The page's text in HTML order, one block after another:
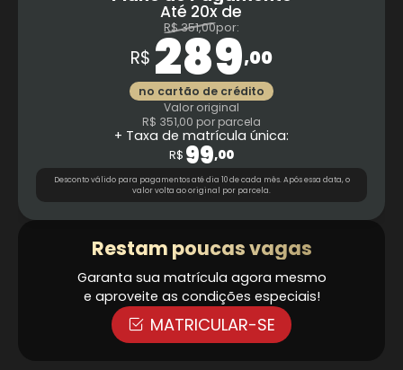
Até 20x de
R$ 351,00por:
R$ 289,00
no cartão de crédito
Valor original
R$ 351,00 por parcela
+ Taxa de matrícula única:
R$ 99,00
Desconto válido para pagamentos até dia 10 de cada mês.Após essa data, o
valor volta ao original por parcela.
Restam poucas vagas
Garanta sua matrícula agora mesmo
e aproveite as condições especiais!
MATRICULAR-SE